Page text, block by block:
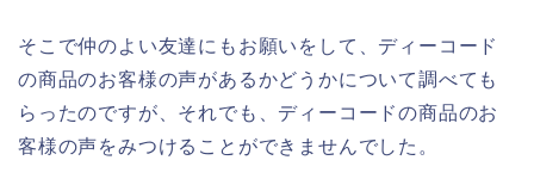
そこで仲のよい友達にもお願いをして、ディーコード
の商品のお客様の声があるかどうかについて調べても
らったのですが、それでも、ディーコードの商品のお
客様の声をみつけることができませんでした。